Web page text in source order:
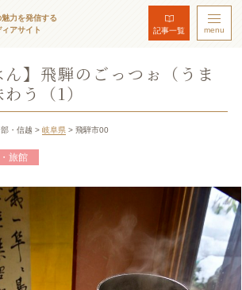
魅力を発信する
ィアサイト
記事一覧 menu
ん】飛騨のごっつぉ（うま
う（1）
・信越 > 岐阜県 > 飛騨市00
旅館